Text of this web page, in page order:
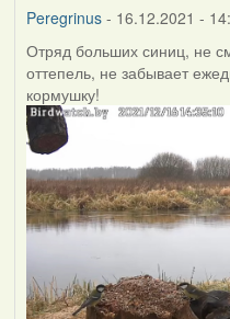
Peregrinus- 16.12.2021 -
Отряд больших синиц, не
оттепель, не забывает
кормушку!